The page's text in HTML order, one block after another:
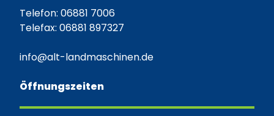
Telefon: 06881 7006
Telefax: 06881 897327
info@alt-landmaschinen.de
Öffnungszeiten